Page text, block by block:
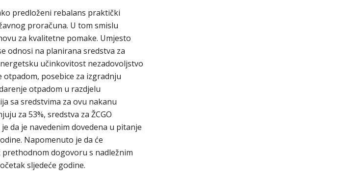
predloženi rebalans praktički
proračuna. U tom smislu
za kvalitetne pomake. Umjesto
odnosi na planirana sredstva za
učinkovitost nezadovoljstvo
posebice za izgradnju
otpadom u razdjelu
sa sredstvima za ovu nakanu
za 53%, sredstva za ŽCGO
da je navedenim dovedena u pitanje
Napomenuto je da će
dogovoru s nadležnim
sljedeće godine.